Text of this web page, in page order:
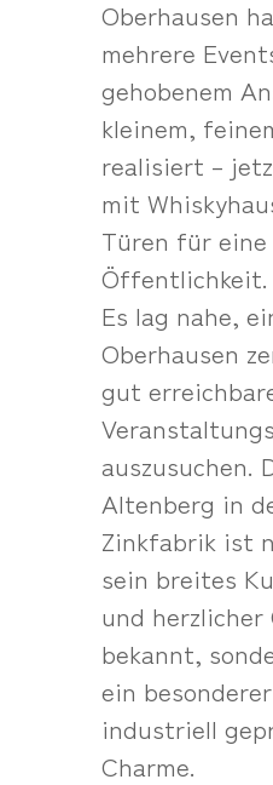
Oberhausen
mehrere
gehobenem
kleinem,
realisiert –
mit
Türen für
Öffentlichkeit.
Es lag nahe,
Oberhausen
gut
auszusuchen.
Altenberg in
Zinkfabrik ist
sein breites
und
bekannt,
ein
industriell
Charme.